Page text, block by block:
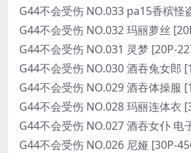
G44不会受伤 NO.033 pa15香槟怪
G44不会受伤 NO.032 玛丽萝丝
G44不会受伤 NO.031 灵梦 [20P-
G44不会受伤 NO.030 酒吞兔女郎
G44不会受伤 NO.029 酒吞体操服
G44不会受伤 NO.028 玛丽连体衣
G44不会受伤 NO.027 酒吞女仆 电
G44不会受伤 NO.026 尼娅 [30P-